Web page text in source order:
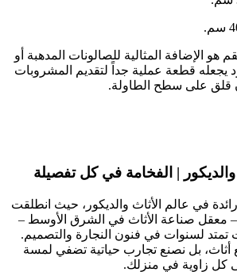
هو الإضافة المثالية للصالونات المدهبة أو
يجعله قطعة عملية جداً لتقديم المشروبات
قلق على سطح الطاولة.
| الفخامة في كل تفصيلة
في عالم الأثاث والديكور، حيث انطلقت
– معقل صناعة الأثاث في الشرق الأوسط –
تمتد لسنوات في فنون النجارة والتصميم.
بل نصنع تجارب حياتية تضفي لمسة
كل زاوية في منزلك.